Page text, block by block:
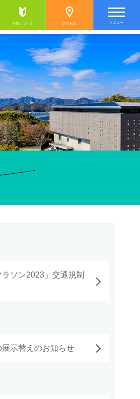
当館について アクセス メニュー
ラソン2023」交通規制
示替えのお知らせ